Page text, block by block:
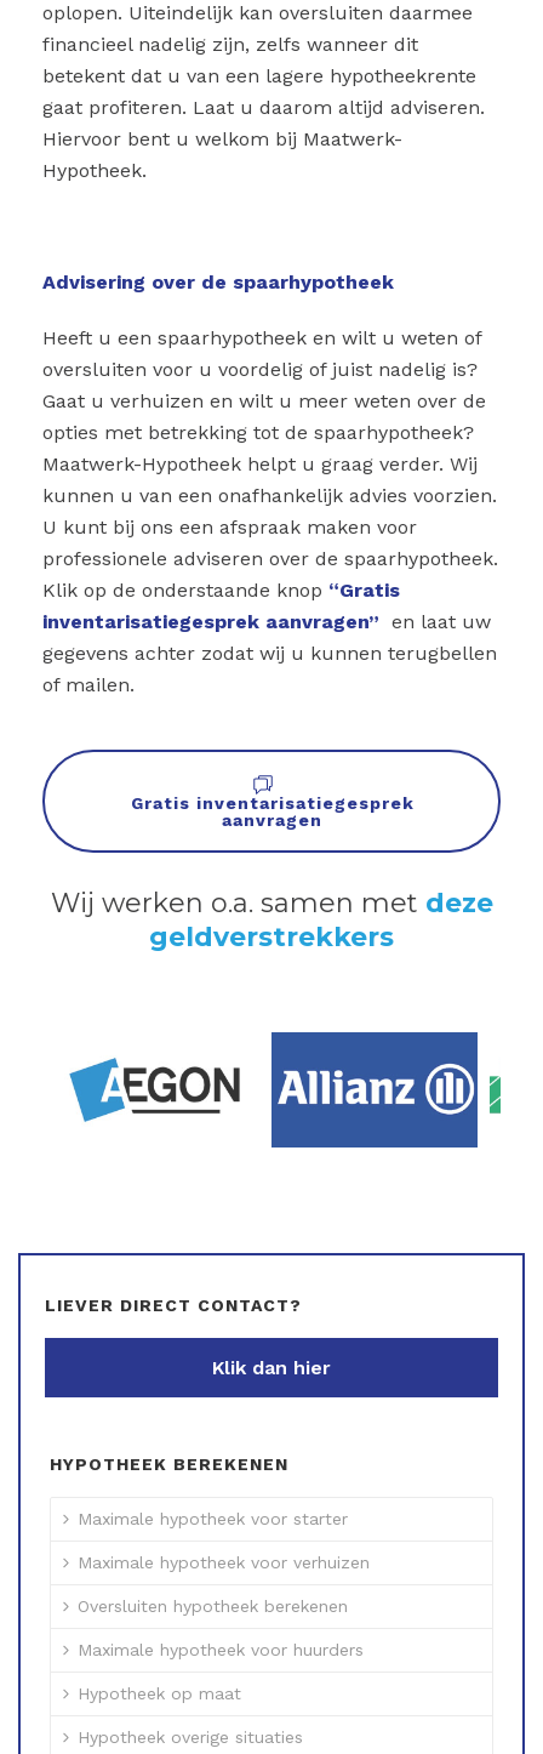
oplopen. Uiteindelijk kan oversluiten daarmee
financieel nadelig zijn, zelfs wanneer dit
betekent dat u van een lagere hypotheekrente
gaat profiteren. Laat u daarom altijd adviseren.
Hiervoor bent u welkom bij Maatwerk-
Hypotheek.
Advisering over de spaarhypotheek
Heeft u een spaarhypotheek en wilt u weten of
oversluiten voor u voordelig of juist nadelig is?
Gaat u verhuizen en wilt u meer weten over de
opties met betrekking tot de spaarhypotheek?
Maatwerk-Hypotheek helpt u graag verder. Wij
kunnen u van een onafhankelijk advies voorzien.
U kunt bij ons een afspraak maken voor
professionele adviseren over de spaarhypotheek.
Klik op de onderstaande knop “Gratis
inventarisatiegesprek aanvragen” en laat uw
gegevens achter zodat wij u kunnen terugbellen
of mailen.
Gratis inventarisatiegesprek
aanvragen
Wij werken o.a. samen met deze
geldverstrekkers
LIEVER DIRECT CONTACT?
Klik dan hier
HYPOTHEEK BEREKENEN
Maximale hypotheek voor starter
Maximale hypotheek voor verhuizen
Oversluiten hypotheek berekenen
Maximale hypotheek voor huurders
Hypotheek op maat
Hypotheek overige situaties